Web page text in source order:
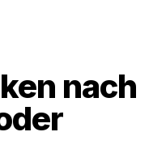
nach